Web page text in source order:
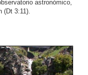
astronómico,
(Dt 3:11).